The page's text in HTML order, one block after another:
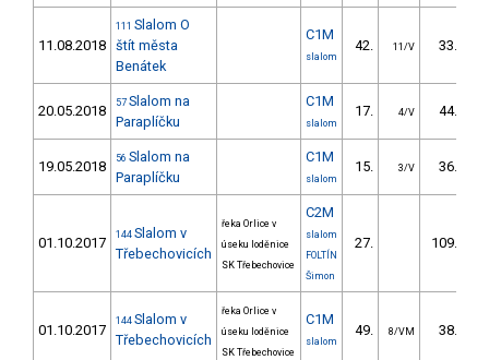
11.08.2018
111 Slalom O
štít města
Benátek
C1M
slalom
42. 11/V 33.89
20.05.2018 57 Slalom na
Paraplíčku
C1M
slalom
17. 4/V 44.40
19.05.2018 56 Slalom na
Paraplíčku
C1M
slalom
15. 3/V 36.10
01.10.2017 144 Slalom v
Třebechovicích
řeka Orlice v
úseku loděnice
SK Třebechovice
C2M
slalom
FOLTÍN
Šimon
27. 109.10
01.10.2017
144 Slalom v
Třebechovicích
řeka Orlice v
úseku loděnice
SK Třebechovice
C1M
slalom
49. 8/VM 38.90